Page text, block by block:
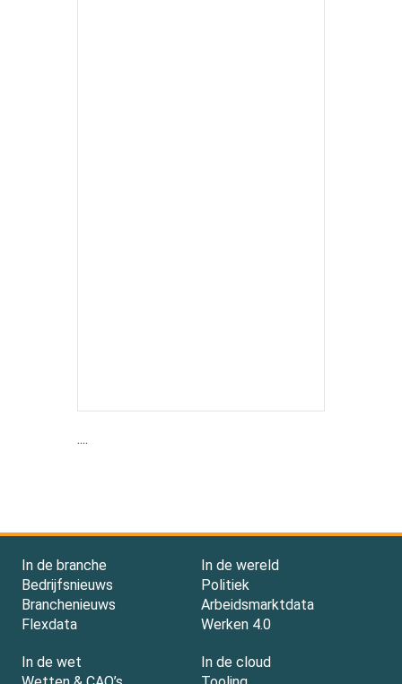
....
In de branche
Bedrijfsnieuws
Branchenieuws
Flexdata
In de wereld
Politiek
Arbeidsmarktdata
Werken 4.0
In de wet
In de cloud